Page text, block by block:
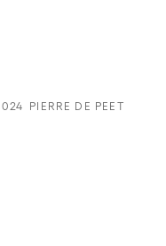
PIERRE DE PEET